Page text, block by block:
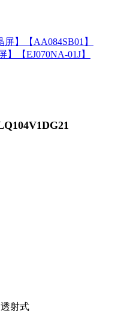
】【AA084SB01】
】【EJ070NA-01J】
射式